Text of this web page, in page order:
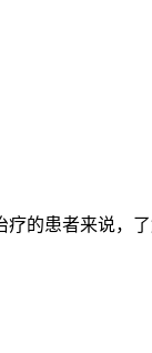
的患者来说，了